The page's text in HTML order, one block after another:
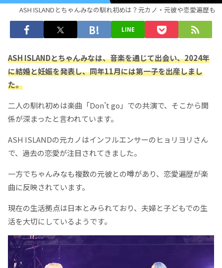
ASH ISLANDとちゃんみなの馴れ初めは？元カノ・元彼や恋愛遍歴も
LINE
ASH ISLANDとちゃんみなは、音楽を通じて出会い、2024年
に結婚と妊娠を発表し、同年11月には第一子を出産しまし
た。
二人の馴れ初めは楽曲「Don’t go」での共演で、そこから関
係が深まったと言われています。
ASH ISLANDの元カノはインフルエンサーのヒョリヨリさん
で、過去の恋愛が注目されてきました。
一方でちゃんみなも複数の元彼との噂があり、恋愛遍歴が楽
曲に反映されています。
現在の生活拠点は日本とみられており、夫婦と子どもでの生
活を大切にしているようです。